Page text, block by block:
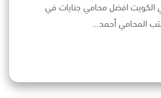
الكويت افضل محامي جنايات في
المحامي أحمد…